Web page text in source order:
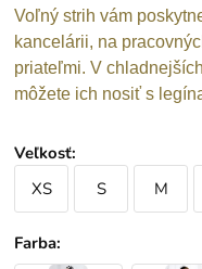
Voľný strih vám
kancelárii, na
priateľmi. V
môžete ich nosiť s
Veľkosť:
XS
S M
Farba: